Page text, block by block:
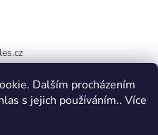
Dalším procházením
s jejich používáním.. Více